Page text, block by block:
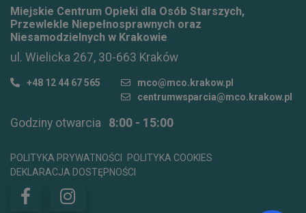
Miejskie Centrum Opieki dla Osób Starszych,
Przewlekle Niepełnosprawnych oraz
Niesamodzielnych w Krakowie
ul. Wielicka 267, 30-663 Kraków
+48 12 44 67 565
mco@mco.krakow.pl
centrumwsparcia@mco.krakow.pl
Godziny otwarcia 8:00 - 15:00
POLITYKA PRYWATNOŚCI
POLITYKA COOKIES
DEKLARACJA DOSTĘPNOŚCI